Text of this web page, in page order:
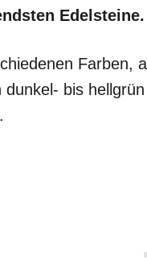
Edelsteine.
Farben,
bis